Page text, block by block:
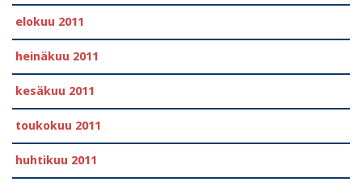
elokuu 2011
heinäkuu 2011
kesäkuu 2011
toukokuu 2011
huhtikuu 2011